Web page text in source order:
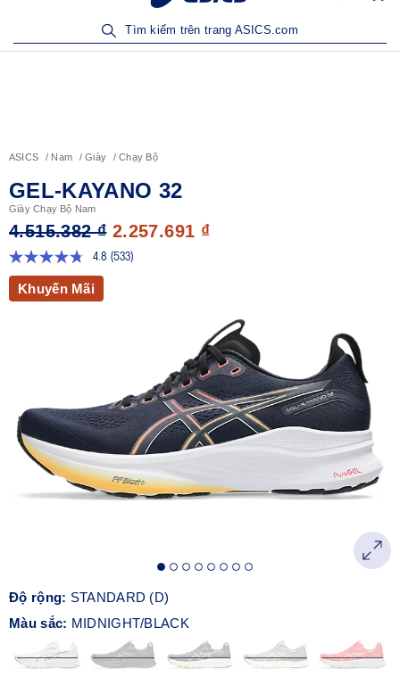
Tìm kiếm trên trang ASICS.com
ASICS Nam Giày Chạy Bộ
GEL-KAYANO 32
Giày Chạy Bộ Nam
4.515.382 ₫ 2.257.691 ₫
4.8 Đọc
(533)
Khuyến Mãi
Độ rộng: STANDARD (D)
Màu sắc: MIDNIGHT/BLACK